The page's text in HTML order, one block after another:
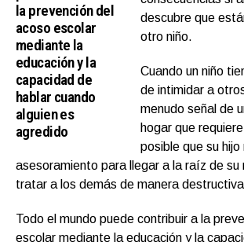
la prevención del
acoso escolar
mediante la
educación y la
capacidad de
hablar cuando
alguien es
agredido
descubre que
otro niño.
Cuando un niño
de intimidar a
menudo señal de
hogar que
posible que su
asesoramiento para llegar a la raíz de su
tratar a los demás de manera
Todo el mundo puede contribuir a la
escolar mediante la educación y la